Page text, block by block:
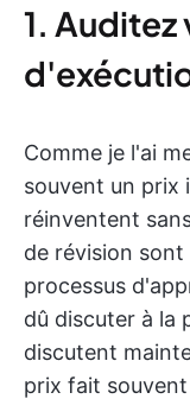
1.
Comme je l'ai
souvent un prix
réinventent
de révision
processus
dû discuter à la
discutent
prix fait